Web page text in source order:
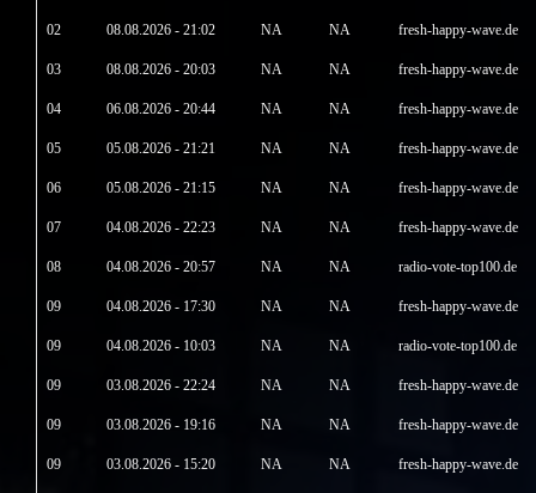
02 08.08.2026 - 21:02 NA NA fresh-happy-wave.de
03 08.08.2026 - 20:03 NA NA fresh-happy-wave.de
04 06.08.2026 - 20:44 NA NA fresh-happy-wave.de
05 05.08.2026 - 21:21 NA NA fresh-happy-wave.de
06 05.08.2026 - 21:15 NA NA fresh-happy-wave.de
07 04.08.2026 - 22:23 NA NA fresh-happy-wave.de
08 04.08.2026 - 20:57 NA NA radio-vote-top100.de
09 04.08.2026 - 17:30 NA NA fresh-happy-wave.de
09 04.08.2026 - 10:03 NA NA radio-vote-top100.de
09 03.08.2026 - 22:24 NA NA fresh-happy-wave.de
09 03.08.2026 - 19:16 NA NA fresh-happy-wave.de
09 03.08.2026 - 15:20 NA NA fresh-happy-wave.de